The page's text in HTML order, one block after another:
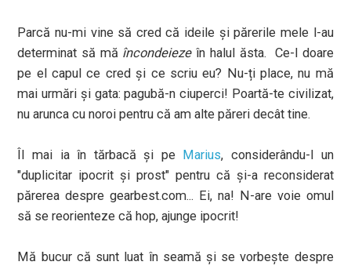
Parcă nu-mi vine să cred că ideile și părerile mele l-au
determinat să mă încondeiezeîn halul ăsta. Ce-l doare
pe el capul ce cred și ce scriu eu? Nu-ți place, nu mă
mai urmări și gata: pagubă-n ciuperci! Poartă-te civilizat,
nu arunca cu noroi pentru că am alte păreri decât tine.
Îl mai ia în tărbacă și pe Marius, considerându-l un
"duplicitar ipocrit și prost" pentru că și-a reconsiderat
părerea despre gearbest.com... Ei, na! N-are voie omul
să se reorienteze că hop, ajunge ipocrit!
Mă bucur că sunt luat în seamă și se vorbește despre